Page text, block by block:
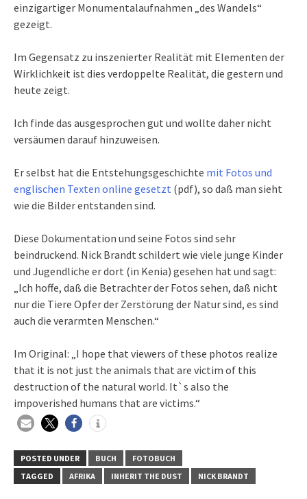
einzigartiger Monumentalaufnahmen „des Wandels“
gezeigt.
Im Gegensatz zu inszenierter Realität mit Elementen der
Wirklichkeit ist dies verdoppelte Realität, die gestern und
heute zeigt.
Ich finde das ausgesprochen gut und wollte daher nicht
versäumen darauf hinzuweisen.
Er selbst hat die Entstehungsgeschichte mit Fotos und
englischen Texten online gesetzt (pdf), so daß man sieht
wie die Bilder entstanden sind.
Diese Dokumentation und seine Fotos sind sehr
beindruckend. Nick Brandt schildert wie viele junge Kinder
und Jugendliche er dort (in Kenia) gesehen hat und sagt:
„Ich hoffe, daß die Betrachter der Fotos sehen, daß nicht
nur die Tiere Opfer der Zerstörung der Natur sind, es sind
auch die verarmten Menschen.“
Im Original: „I hope that viewers of these photos realize
that it is not just the animals that are victim of this
destruction of the natural world. It`s also the
impoverished humans that are victims.“
POSTED UNDER BUCH
FOTOBUCH
TAGGED
AFRIKA INHERIT THE DUST NICK BRANDT